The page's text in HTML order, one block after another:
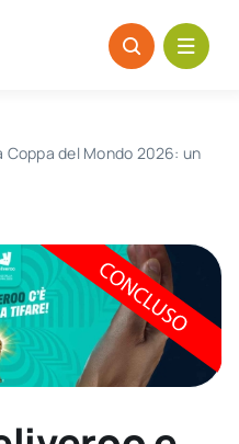
Coppa del Mondo 2026: un